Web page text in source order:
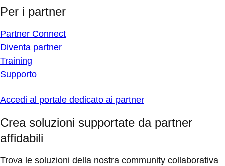
Per i partner
Partner Connect
Diventa partner
Training
Supporto
Accedi al portale dedicato ai partner
Crea soluzioni supportate da partner
affidabili
Trova le soluzioni della nostra community collaborativa